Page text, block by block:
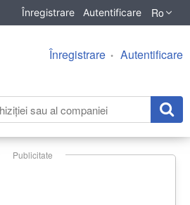
Înregistrare Autentificare Ro
Înregistrare Autentificare
Publicitate